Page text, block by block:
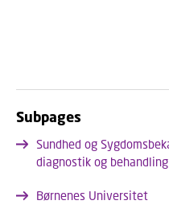
Subpages
Sundhed og
diagnostik og behandling
Børnenes Universitet